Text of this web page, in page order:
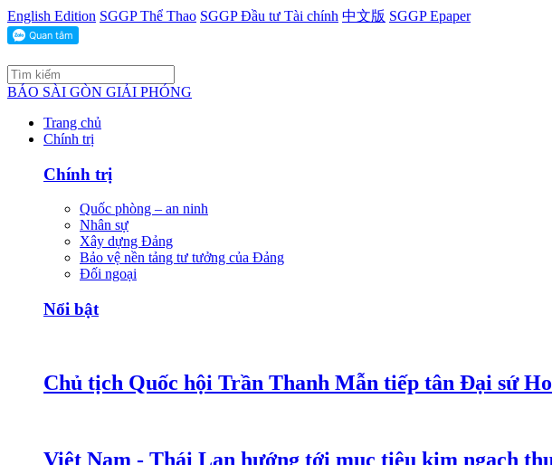
English Edition SGGP Thể Thao SGGP Đầu tư Tài chính 中文版 SGGP Epaper
BÁO SÀI GÒN GIẢI PHÓNG
Trang chủ
Chính trị
Chính trị
Quốc phòng – an ninh
Nhân sự
Xây dựng Đảng
Bảo vệ nền tảng tư tưởng của Đảng
Đối ngoại
Nổi bật
Chủ tịch Quốc hội Trần Thanh Mẫn tiếp tân Đại sứ
Việt Nam - Thái Lan hướng tới mục tiêu kim ngạch